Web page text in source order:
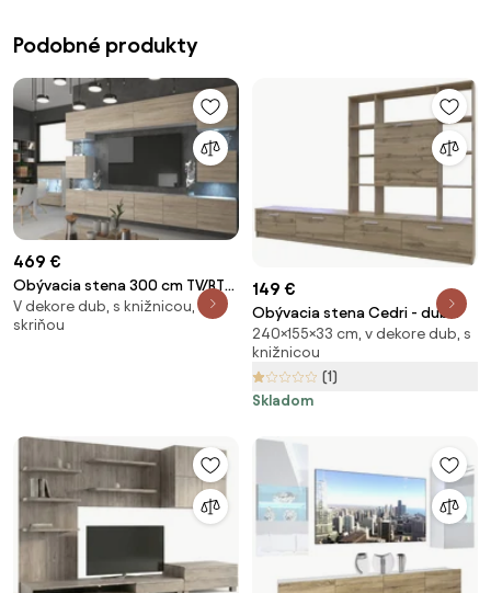
Podobné produkty
469 €
Obývacia stena 300 cm TV/RTV
dubová dub wotan dub
sonoma IMP PRIMO
V dekore dub, s knižnicou, so
skriňou
149 €
Obývacia stena Cedri - dub
tahoe
240×155×33 cm, v dekore dub, s
knižnicou
(1)
Skladom